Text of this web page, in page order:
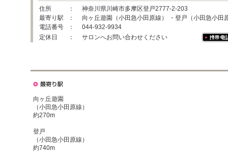
住所
： 神奈川県川崎市多摩区登戸2777-2-203
最寄り駅
： 向ヶ丘遊園（小田急小田原線） ・登戸（小田急小田
電話番号
： 044-932-9934
定休日
： サロンへお問い合わせください
向ヶ丘遊園
（小田急小田原線）
約270m
登戸
（小田急小田原線）
約740m